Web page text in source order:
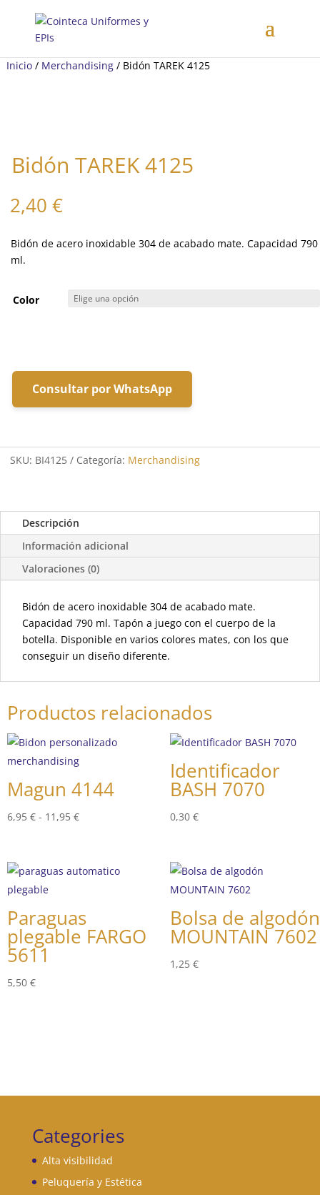
Inicio / Merchandising / Bidón TAREK 4125
Bidón TAREK 4125
2,40 €
Bidón de acero inoxidable 304 de acabado mate. Capacidad 790
ml.
Color
Consultar por WhatsApp
SKU: BI4125 Categoría: Merchandising
Descripción
Información adicional
Valoraciones (0)
Bidón de acero inoxidable 304 de acabado mate.
Capacidad 790 ml. Tapón a juego con el cuerpo de la
botella. Disponible en varios colores mates, con los que
conseguir un diseño diferente.
Productos relacionados
Magun 4144
6,95 € - 11,95 €Rango
desde
11,95 €
Identificador
BASH 7070
0,30 €
Paraguas
plegable FARGO
5611
5,50 €
Bolsa de algodón
MOUNTAIN 7602
1,25 €
Categories
Alta visibilidad
Peluquería y Estética